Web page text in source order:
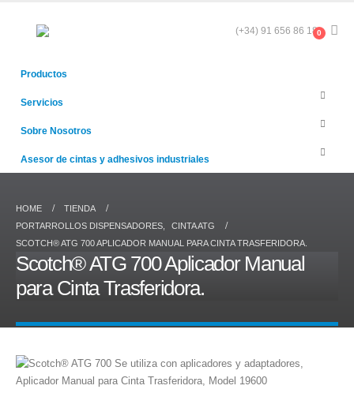
(+34) 91 656 86 180
Productos
Servicios
Sobre Nosotros
Asesor de cintas y adhesivos industriales
HOME
TIENDA
PORTARROLLOS DISPENSADORES
CINTA ATG
SCOTCH® ATG 700 APLICADOR MANUAL PARA CINTA TRASFERIDORA.
Scotch® ATG 700 Aplicador Manual
para Cinta Trasferidora.